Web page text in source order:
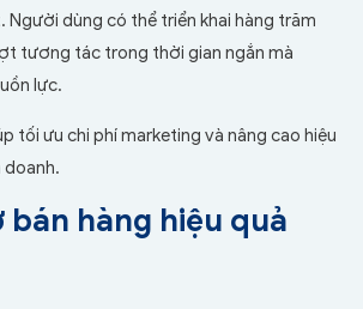
Người dùng có thể triển khai hàng trăm
tương tác trong thời gian ngắn mà
lực.
tối ưu chi phí marketing và nâng cao hiệu
doanh.
bán hàng hiệu quả